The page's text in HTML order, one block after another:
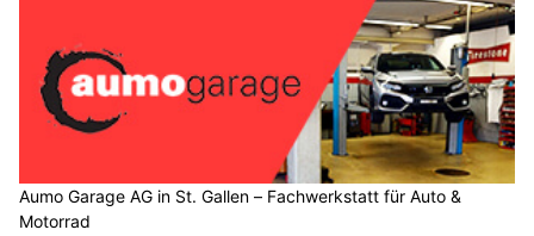
Aumo Garage AG in St. Gallen – Fachwerkstatt für Auto &
Motorrad